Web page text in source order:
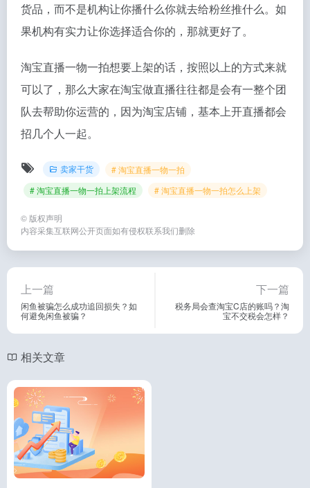
货品，而不是机构让你播什么你就去给粉丝推什么。如
果机构有实力让你选择适合你的，那就更好了。
淘宝直播一物一拍想要上架的话，按照以上的方式来就
可以了，那么大家在淘宝做直播往往都是会有一整个团
队去帮助你运营的，因为淘宝店铺，基本上开直播都会
招几个人一起。
卖家干货
# 淘宝直播一物一拍
# 淘宝直播一物一拍上架流程
# 淘宝直播一物一拍怎么上架
© 版权声明
内容采集互联网公开页面如有侵权联系我们删除
上一篇
闲鱼被骗怎么成功追回损失？如
何避免闲鱼被骗？
下一篇
税务局会查淘宝C店的账吗？淘
宝不交税会怎样？
相关文章